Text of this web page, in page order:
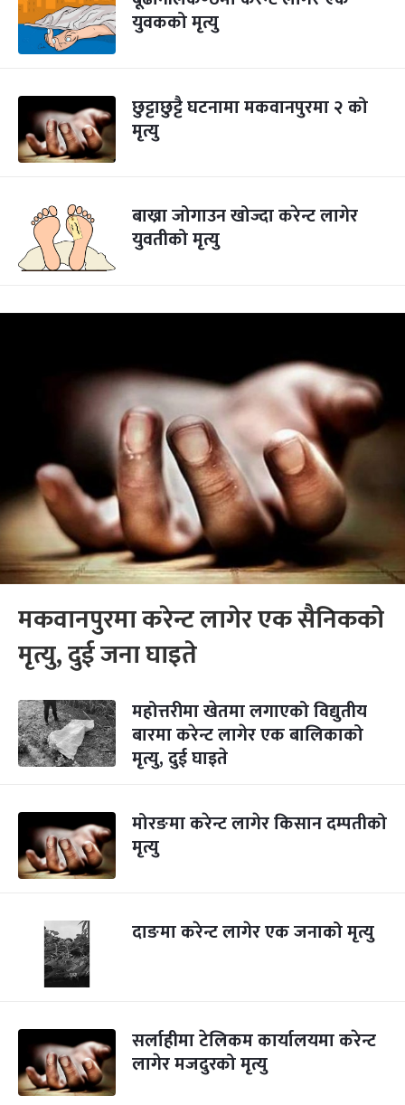
युवकको मृत्यु
छुट्टाछुट्टै घटनामा मकवानपुरमा २ को
मृत्यु
बाख्रा जोगाउन खोज्दा करेन्ट लागेर
युवतीको मृत्यु
मकवानपुरमा करेन्ट लागेर एक सैनिकको
मृत्यु, दुई जना घाइते
महोत्तरीमा खेतमा लगाएको विद्युतीय
बारमा करेन्ट लागेर एक बालिकाको
मृत्यु, दुई घाइते
मोरङमा करेन्ट लागेर किसान दम्पतीको
मृत्यु
दाङमा करेन्ट लागेर एक जनाको मृत्यु
सर्लाहीमा टेलिकम कार्यालयमा करेन्ट
लागेर मजदुरको मृत्यु